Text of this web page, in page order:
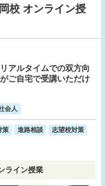
校 オンライン授
アルタイムでの双方向
ご自宅で受講いただけ
会人
策 進路相談
志望校対策
ライン授業